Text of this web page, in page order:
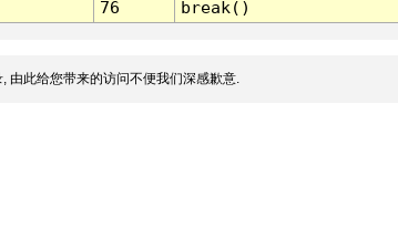
76 break()
由此给您带来的访问不便我们深感歉意.